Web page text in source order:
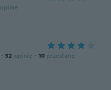
opinie
· 32 opinie · 10 przesłane